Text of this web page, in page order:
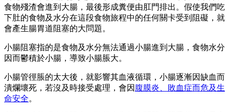
食物殘渣會進到大腸，最後形成糞便由肛門排出。假使我們吃
下肚的食物及水分在這段食物旅程中的任何關卡受到阻礙，就
會產生腸胃道阻塞的大問題。
小腸阻塞指的是食物及水分無法通過小腸進到大腸，食物水分
因而鬱積於小腸，導致小腸脹大。
小腸管徑脹的太大後，就影響其血液循環，小腸逐漸因缺血而
潰爛壞死，若沒及時接受處理，會因 腹膜炎、敗血症而危及生
命安全。